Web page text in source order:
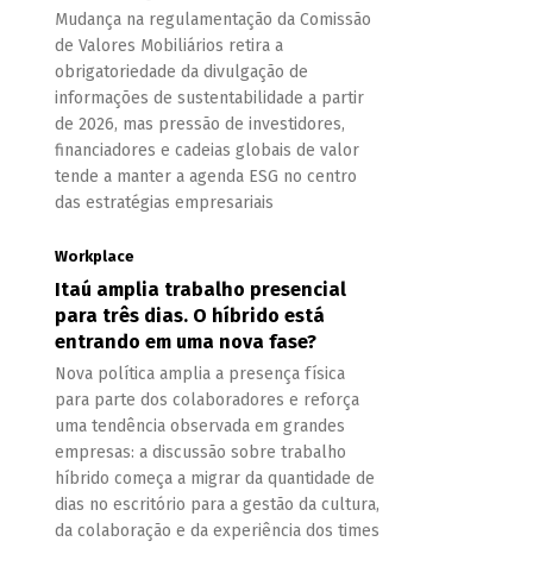
Mudança na regulamentação da Comissão
de Valores Mobiliários retira a
obrigatoriedade da divulgação de
informações de sustentabilidade a partir
de 2026, mas pressão de investidores,
financiadores e cadeias globais de valor
tende a manter a agenda ESG no centro
das estratégias empresariais
Workplace
Itaú amplia trabalho presencial
para três dias. O híbrido está
entrando em uma nova fase?
Nova política amplia a presença física
para parte dos colaboradores e reforça
uma tendência observada em grandes
empresas: a discussão sobre trabalho
híbrido começa a migrar da quantidade de
dias no escritório para a gestão da cultura,
da colaboração e da experiência dos times